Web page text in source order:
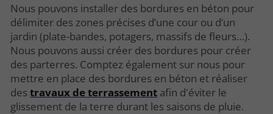
Nous pouvons installer des bordures en béton pour
délimiter des zones précises d’une cour ou d’un
jardin (plate-bandes, potagers, massifs de fleurs…).
Nous pouvons aussi créer des bordures pour créer
des parterres. Comptez également sur nous pour
mettre en place des bordures en béton et réaliser
destravaux de terrassement afin d'éviter le
glissement de la terre durant les saisons de pluie.